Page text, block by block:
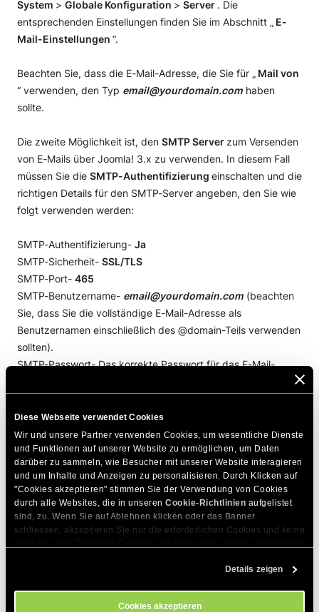
Diese Webseite verwendet Cookies
Wir und unsere Partner verwenden Cookies, um wesentliche Dienste
und Funktionen auf unserer Website zu ermöglichen, um Daten
darüber zu sammeln, wie Besucher mit unserer Website interagieren
und um Inhalte und Anzeigen zu personalisieren. Durch Klicken auf
"Cookies akzeptieren" stimmen Sie der Verwendung von Cookies
durch alle Websites, die in unseren Cookie-Richtlinien aufgelistet
sind, zu. Wenn Sie auf Ablehnen klicken oder das Banner
schliessen, akzeptieren Sie nur die erforderlichen Cookies und keine
. Sie können Ihre Cookie-Einstellungen jederzeit im
Details zeigen
Cookies akzeptieren
System > Globale Konfiguration > Server . Die
entsprechenden Einstellungen finden Sie im Abschnitt „ E-
Mail-Einstellungen “.
Beachten Sie, dass die E-Mail-Adresse, die Sie für „ Mail von
“ verwenden, den Typ email@yourdomain.com haben
sollte.
Die zweite Möglichkeit ist, den SMTP Server zum Versenden
von E-Mails über Joomla! 3.x zu verwenden. In diesem Fall
müssen Sie die SMTP-Authentifizierung einschalten und die
richtigen Details für den SMTP-Server angeben, den Sie wie
folgt verwenden werden:
SMTP-Authentifizierung- Ja
SMTP-Sicherheit- SSL/TLS
SMTP-Port- 465
SMTP-Benutzername- email@yourdomain.com (beachten
Sie, dass Sie die vollständige E-Mail-Adresse als
Benutzernamen einschließlich des @domain-Teils verwenden
sollten).
SMTP-Passwort- Das korrekte Passwort für das E-Mail-
jedes Ihrer E-Mail-Konten verwenden möchten, unter
Tools > E-Mail > Konten, wählen Sie das bevorzugte E-Mail-
Konto aus und gehen Sie zuDrei-Punkte-Menü > E-Mail-
Konfigurationund wählen Sie die RegisterkarteManuelle
Einstellungen
DIESEN ARTIKEL TEILEN